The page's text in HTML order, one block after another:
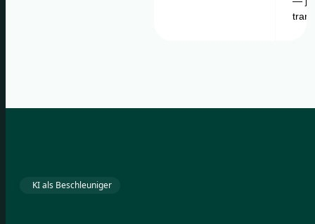
KI als Beschleuniger